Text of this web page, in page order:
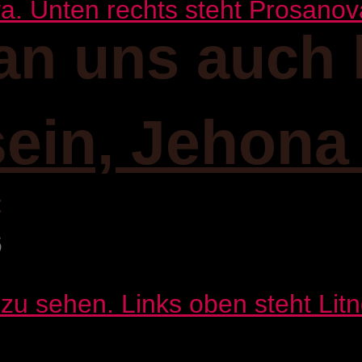
uns auch